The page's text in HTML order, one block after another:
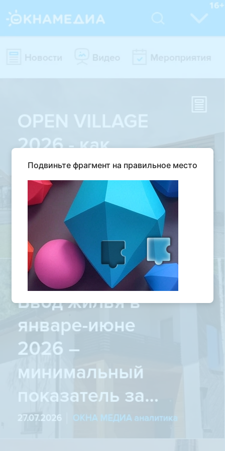
Подвиньте фрагмент на правильное место